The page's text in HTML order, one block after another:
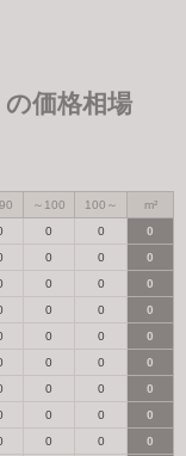
の価格相場
～100 100～
m²
0 0
0
0 0
0
0 0
0
0 0
0
0 0
0
0 0
0
0 0
0
0 0
0
0 0
0